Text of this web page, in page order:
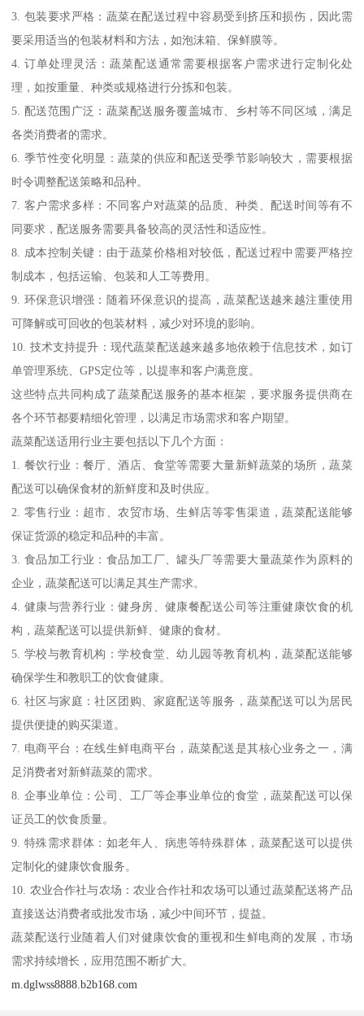
3. 包装要求严格：蔬菜在配送过程中容易受到挤压和损伤，因此需
要采用适当的包装材料和方法，如泡沫箱、保鲜膜等。
4. 订单处理灵活：蔬菜配送通常需要根据客户需求进行定制化处
理，如按重量、种类或规格进行分拣和包装。
5. 配送范围广泛：蔬菜配送服务覆盖城市、乡村等不同区域，满足
各类消费者的需求。
6. 季节性变化明显：蔬菜的供应和配送受季节影响较大，需要根据
时令调整配送策略和品种。
7. 客户需求多样：不同客户对蔬菜的品质、种类、配送时间等有不
同要求，配送服务需要具备较高的灵活性和适应性。
8. 成本控制关键：由于蔬菜价格相对较低，配送过程中需要严格控
制成本，包括运输、包装和人工等费用。
9. 环保意识增强：随着环保意识的提高，蔬菜配送越来越注重使用
可降解或可回收的包装材料，减少对环境的影响。
10. 技术支持提升：现代蔬菜配送越来越多地依赖于信息技术，如订
单管理系统、GPS定位等，以提率和客户满意度。
这些特点共同构成了蔬菜配送服务的基本框架，要求服务提供商在
各个环节都要精细化管理，以满足市场需求和客户期望。
蔬菜配送适用行业主要包括以下几个方面：
1. 餐饮行业：餐厅、酒店、食堂等需要大量新鲜蔬菜的场所，蔬菜
配送可以确保食材的新鲜度和及时供应。
2. 零售行业：超市、农贸市场、生鲜店等零售渠道，蔬菜配送能够
保证货源的稳定和品种的丰富。
3. 食品加工行业：食品加工厂、罐头厂等需要大量蔬菜作为原料的
企业，蔬菜配送可以满足其生产需求。
4. 健康与营养行业：健身房、健康餐配送公司等注重健康饮食的机
构，蔬菜配送可以提供新鲜、健康的食材。
5. 学校与教育机构：学校食堂、幼儿园等教育机构，蔬菜配送能够
确保学生和教职工的饮食健康。
6. 社区与家庭：社区团购、家庭配送等服务，蔬菜配送可以为居民
提供便捷的购买渠道。
7. 电商平台：在线生鲜电商平台，蔬菜配送是其核心业务之一，满
足消费者对新鲜蔬菜的需求。
8. 企事业单位：公司、工厂等企事业单位的食堂，蔬菜配送可以保
证员工的饮食质量。
9. 特殊需求群体：如老年人、病患等特殊群体，蔬菜配送可以提供
定制化的健康饮食服务。
10. 农业合作社与农场：农业合作社和农场可以通过蔬菜配送将产品
直接送达消费者或批发市场，减少中间环节，提益。
蔬菜配送行业随着人们对健康饮食的重视和生鲜电商的发展，市场
需求持续增长，应用范围不断扩大。
m.dglwss8888.b2b168.com